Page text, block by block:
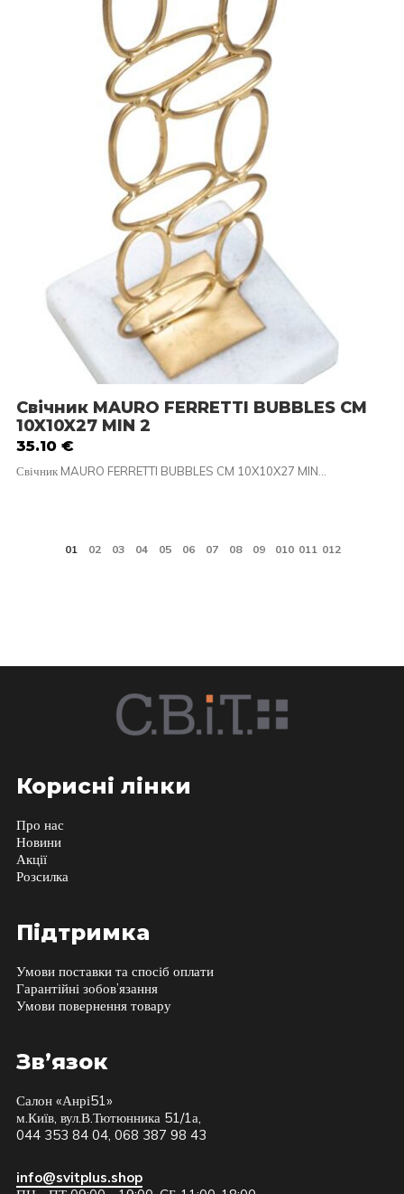
Свічник MAURO FERRETTI BUBBLES CM
10X10X27 MIN 2
35.10 €
Свічник MAURO FERRETTI BUBBLES CM 10X10X27 MIN…
Корисні лінки
Про нас
Новини
Акції
Розсилка
Підтримка
Умови поставки та спосіб оплати
Гарантійні зобов’язання
Умови повернення товару
Зв’язок
Салон «Анрі51»
м.Київ, вул.В.Тютюнника 51/1а,
044 353 84 04, 068 387 98 43
info@svitplus.shop